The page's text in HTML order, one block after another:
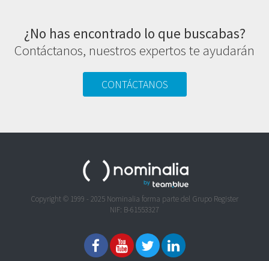
¿No has encontrado lo que buscabas?
Contáctanos, nuestros expertos te ayudarán
CONTÁCTANOS
Copyright © 1999 - 2025 Nominalia forma parte del Grupo Register
NIF: B-61553327